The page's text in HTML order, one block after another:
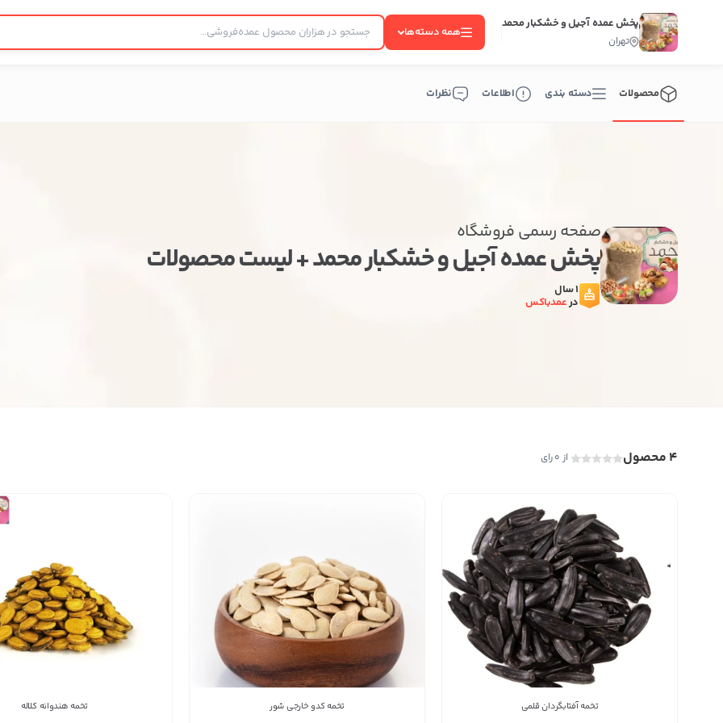
پخش عمده آجیل و خشکبار محمد
تهران
همه دسته‌ها
محصولات دسته بندی اطلاعات نظرات
صفحه رسمی فروشگاه
پخش عمده آجیل و خشکبار محمد + لیست محصولات
1 سال
درعمدباکس
4 محصول از 0 رای
تخمه آفتابگردان قلمی تخمه کدو خارجی شور تخمه هندوانه کلاله
پیام در تلگرام
پیام در واتس‌اپ
بدیهی است عمدباکس هیچ نوع مسئولیتی در قبال نداشته